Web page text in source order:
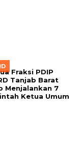
Fraksi PDIP
Tanjab Barat
Menjalankan 7
Ketua Umum